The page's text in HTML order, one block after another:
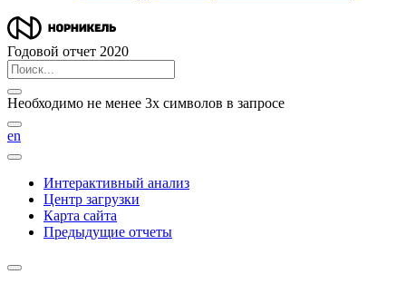
Годовой отчет 2020
Необходимо не менее 3х символов в запросе
en
Интерактивный анализ
Центр загрузки
Карта сайта
Предыдущие отчеты